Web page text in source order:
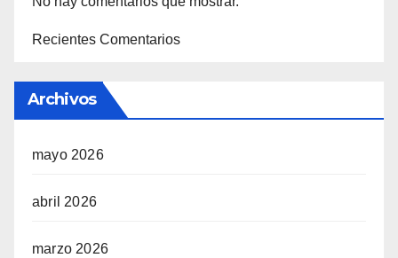
Recientes Comentarios
Archivos
mayo 2026
abril 2026
marzo 2026